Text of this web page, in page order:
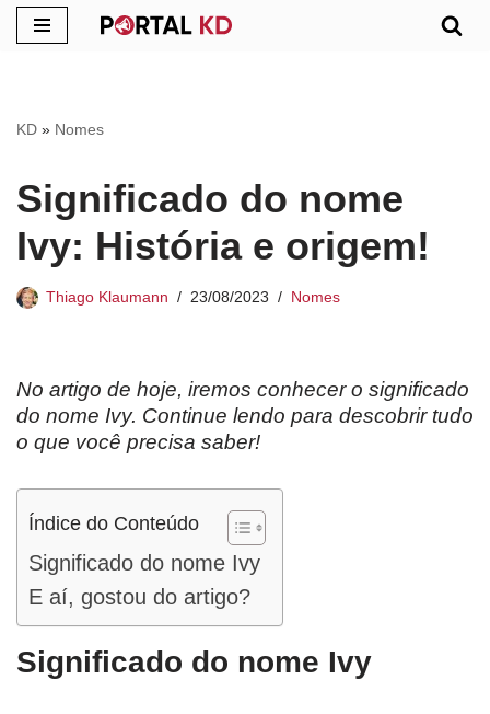
conteúdo
KD » Nomes
Significado do nome
Ivy: História e origem!
Thiago Klaumann 23/08/2023 Nomes
No artigo de hoje, iremos conhecer o significado
do nome Ivy. Continue lendo para descobrir tudo
o que você precisa saber!
Índice do Conteúdo
Significado do nome Ivy
E aí, gostou do artigo?
Significado do nome Ivy